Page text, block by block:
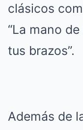
clásicos
“La mano
tus brazos”.
Además de